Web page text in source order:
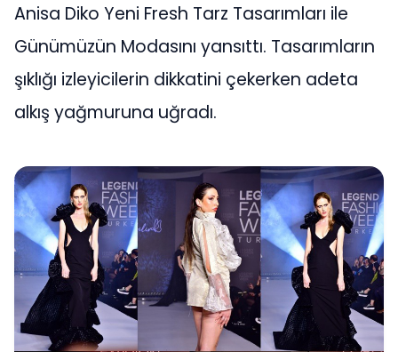
Anisa Diko Yeni Fresh Tarz Tasarımları ile
Günümüzün Modasını yansıttı. Tasarımların
şıklığı izleyicilerin dikkatini çekerken adeta
alkış yağmuruna uğradı.